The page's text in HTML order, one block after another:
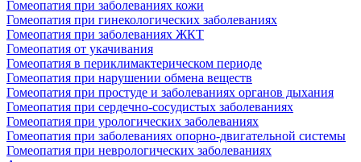
Гомеопатия при заболеваниях кожи
Гомеопатия при гинекологических заболеваниях
Гомеопатия при заболеваниях ЖКТ
Гомеопатия от укачивания
Гомеопатия в периклимактерическом периоде
Гомеопатия при нарушении обмена веществ
Гомеопатия при простуде и заболеваниях органов дыхания
Гомеопатия при сердечно-сосудистых заболеваниях
Гомеопатия при урологических заболеваниях
Гомеопатия при заболеваниях опорно-двигательной системы
Гомеопатия при неврологических заболеваниях